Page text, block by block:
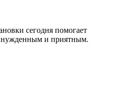
сегодня помогает
и приятным.